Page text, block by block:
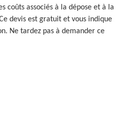
coûts associés à la dépose et à la
devis est gratuit et vous indique
Ne tardez pas à demander ce